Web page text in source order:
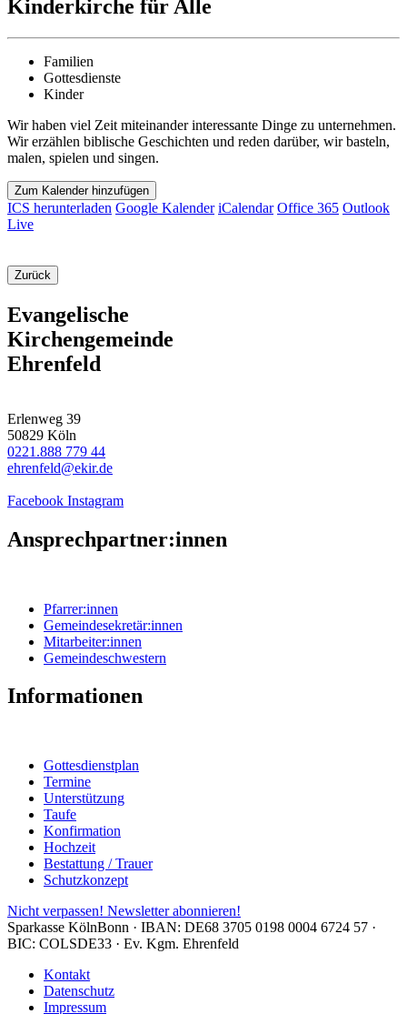
Kinderkirche für Alle
Familien
Gottesdienste
Kinder
Wir haben viel Zeit miteinander interessante Dinge zu unternehmen.
Wir erzählen biblische Geschichten und reden darüber, wir basteln,
malen, spielen und singen.
Zum Kalender hinzufügen
ICS herunterladen Google Kalender iCalendar Office 365 Outlook
Live
Zurück
Evangelische
Kirchengemeinde
Ehrenfeld
Erlenweg 39
50829 Köln
0221.888 779 44
ehrenfeld@ekir.de
Facebook Instagram
Ansprechpartner:innen
Pfarrer:innen
Gemeindesekretär:innen
Mitarbeiter:innen
Gemeindeschwestern
Informationen
Gottesdienstplan
Termine
Unterstützung
Taufe
Konfirmation
Hochzeit
Bestattung / Trauer
Schutzkonzept
Nicht verpassen! Newsletter abonnieren!
Sparkasse KölnBonn · IBAN: DE68 3705 0198 0004 6724 57 ·
BIC: COLSDE33 · Ev. Kgm. Ehrenfeld
Kontakt
Datenschutz
Impressum